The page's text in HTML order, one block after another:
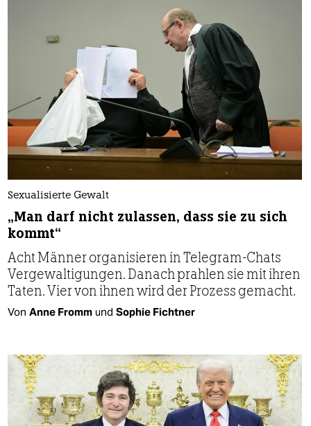
Sexualisierte Gewalt
„Man darf nicht zulassen, dass sie zu sich
kommt“
Acht Männer organisieren in Telegram-Chats
Vergewaltigungen. Danach prahlen sie mit ihren
Taten. Vier von ihnen wird der Prozess gemacht.
Von Anne Fromm und Sophie Fichtner